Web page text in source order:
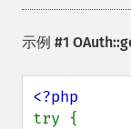
示例 #1
try {